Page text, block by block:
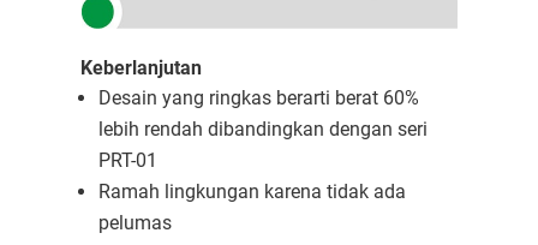
Keberlanjutan
Desain yang ringkas berarti berat 60%
lebih rendah dibandingkan dengan seri
PRT-01
Ramah lingkungan karena tidak ada
pelumas